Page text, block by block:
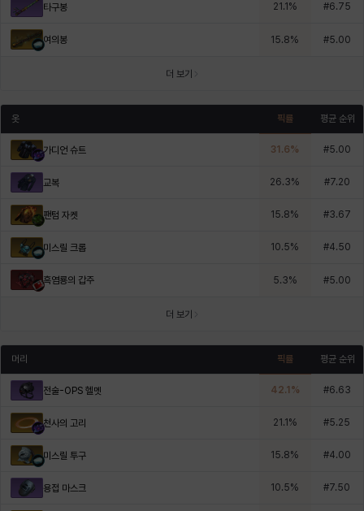
타구봉 21.1 % #6.75
여의봉 15.8% #5.00
더 보기
옷 픽률 평균 순위
가디언 슈트 31.6% #5.00
교복 26.3% #7.20
팬텀 자켓 15.8% #3.67
미스릴 크롭 10.5% #4.50
흑염룡의 갑주 5.3% #5.00
더 보기
머리 픽률 평균 순위
전술-OPS 헬멧 42.1 % #6.63
천사의 고리 21.1 % #5.25
미스릴 투구 15.8% #4.00
용접 마스크 10.5% #7.50